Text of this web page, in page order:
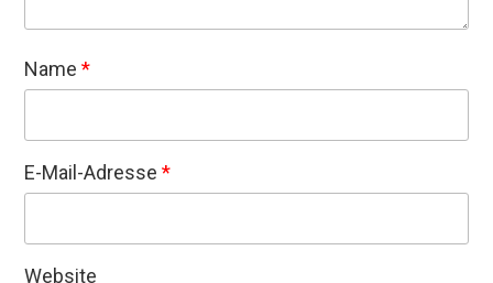
Name*
E-Mail-Adresse*
Website